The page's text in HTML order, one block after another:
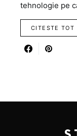
tehnologie pe
CITESTE TOT